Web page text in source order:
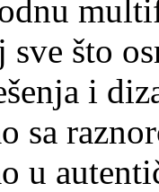
što
i
sa
u